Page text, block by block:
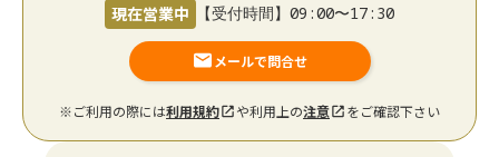
現在営業中 【受付時間】09:00〜17:30
メールで問合せ
※ご利用の際には利用規約 や利用上の注意 をご確認下さい